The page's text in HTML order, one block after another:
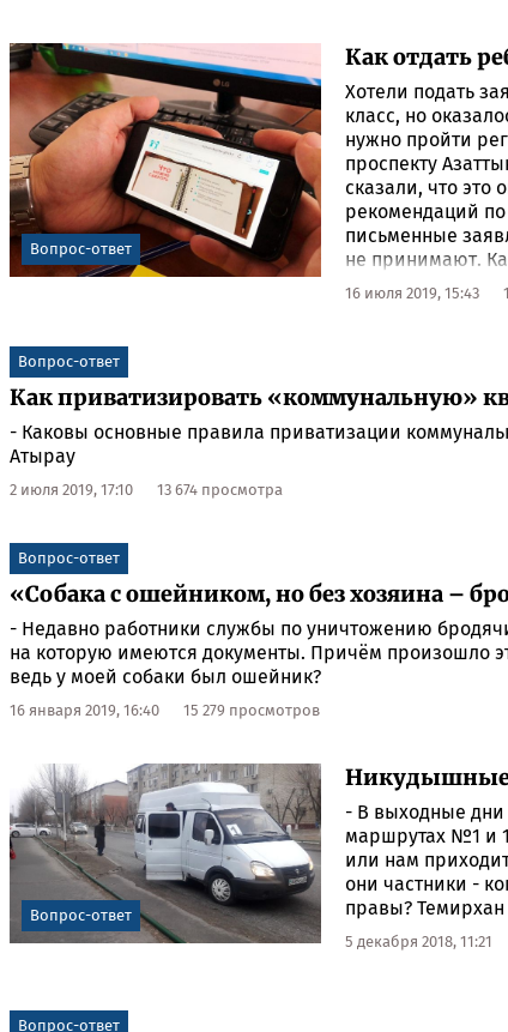
Вопрос-ответ
Как отдать
Хотели подать
класс, но
нужно пройти
проспекту
сказали, что это
рекомендаций
письменные
не принимают.
16 июля 2019, 15:43
Вопрос-ответ
Как приватизировать «коммунальную»
- Каковы основные правила приватизации
Атырау
2 июля 2019, 17:10 13 674 просмотра
Вопрос-ответ
«Собака с ошейником, но без хозяина –
- Недавно работники службы по уничтожению
на которую имеются документы. Причём произошло
ведь у моей собаки был ошейник?
16 января 2019, 16:40 15 279 просмотров
Вопрос-ответ
- В выходные дни
маршрутах №1 и
или нам
они частники -
правы?
5 декабря 2018, 11:21
Вопрос-ответ